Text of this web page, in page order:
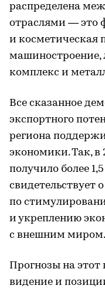
распределена
отраслями — это
и косметическая
комплекс и
Все сказанное
экспортного
региона
экономики. Так, в
получило более
свидетельствует
по
и укреплению
с внешним миром.
Прогнозы на этот
видение и